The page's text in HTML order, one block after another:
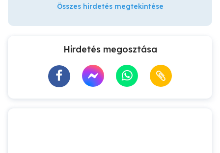
Összes hirdetés megtekintése
Hirdetés megosztása